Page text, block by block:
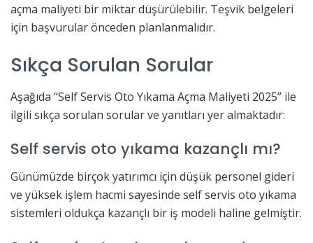
açma maliyeti bir miktar düşürülebilir. Teşvik belgeleri
için başvurular önceden planlanmalıdır.
Sıkça Sorulan Sorular
Aşağıda “Self Servis Oto Yıkama Açma Maliyeti 2025” ile
ilgili sıkça sorulan sorular ve yanıtları yer almaktadır:
Self servis oto yıkama kazançlı mı?
Günümüzde birçok yatırımcı için düşük personel gideri
ve yüksek işlem hacmi sayesinde self servis oto yıkama
sistemleri oldukça kazançlı bir iş modeli haline gelmiştir.